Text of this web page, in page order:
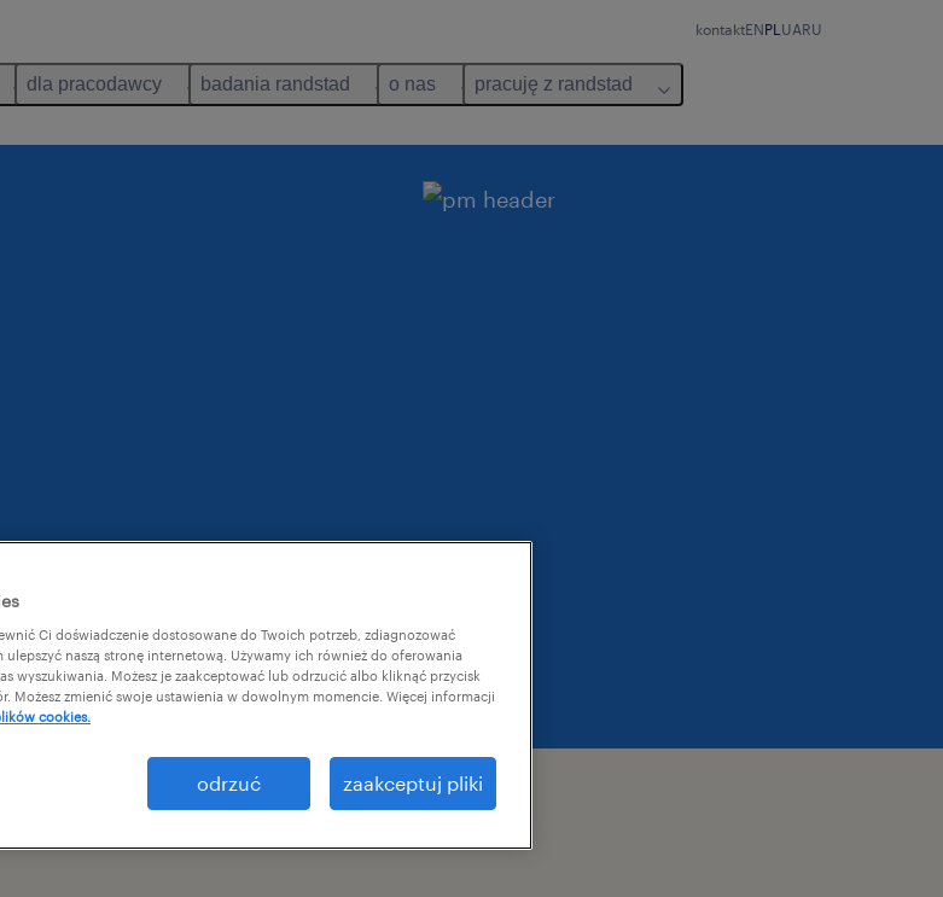
kontaktENPL UARU
dla pracodawcy badania randstad o nas pracuję z randstad
pomocnik operatora maszyn
Ci doświadczenie dostosowane do Twoich potrzeb, zdiagnozować
naszą stronę internetową. Używamy ich również do oferowania
wyszukiwania. Możesz je zaakceptować lub odrzucić albo kliknąć przycisk
Możesz zmienić swoje ustawienia w dowolnym momencie. Więcej informacji
cookies.
odrzuć zaakceptuj pliki